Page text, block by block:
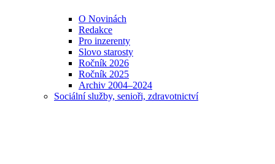
O Novinách
Redakce
Pro inzerenty
Slovo starosty
Ročník 2026
Ročník 2025
Archiv 2004–2024
Sociální služby, senioři, zdravotnictví